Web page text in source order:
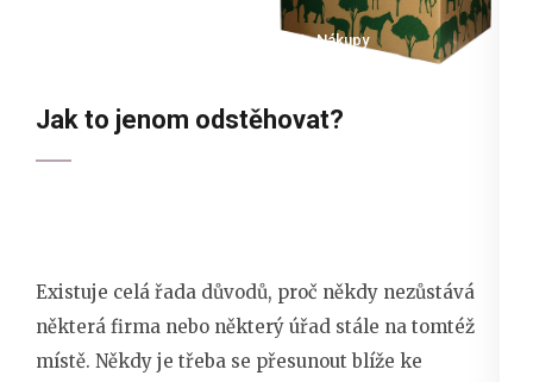
Nákupy
Jak to jenom odstěhovat?
Existuje celá řada důvodů, proč někdy nezůstává
některá firma nebo některý úřad stále na tomtéž
místě. Někdy je třeba se přesunout blíže ke